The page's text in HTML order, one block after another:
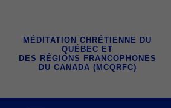
MÉDITATION CHRÉTIENNE DU
QUÉBEC ET
DES RÉGIONS FRANCOPHONES
DU CANADA (MCQRFC)